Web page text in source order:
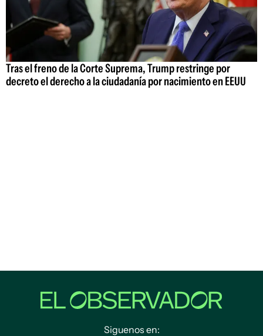
Tras el freno de la Corte Suprema, Trump restringe por
decreto el derecho a la ciudadanía por nacimiento en EEUU
Siguenos en: